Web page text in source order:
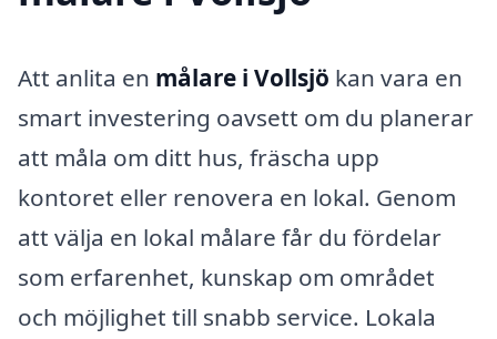
Att anlita en målare i Vollsjö kan vara en
smart investering oavsett om du planerar
att måla om ditt hus, fräscha upp
kontoret eller renovera en lokal. Genom
att välja en lokal målare får du fördelar
som erfarenhet, kunskap om området
och möjlighet till snabb service. Lokala